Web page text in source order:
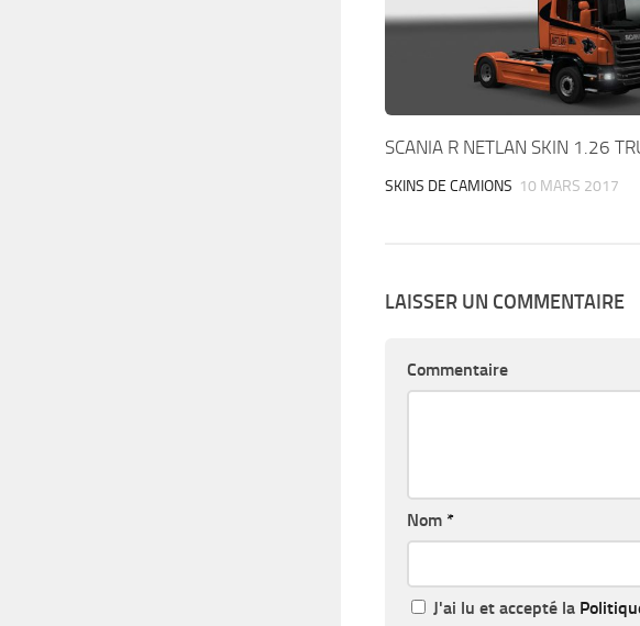
SCANIA R NETLAN SKIN 1.26
SKINS DE CAMIONS 10 MARS 2017
LAISSER UN COMMENTAIRE
Commentaire
Nom *
J'ai lu et accepté la